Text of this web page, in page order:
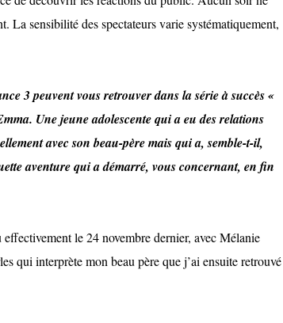
La sensibilité des spectateurs varie systématiquement,
3 peuvent vous retrouver dans la série à succès «
Une jeune adolescente qui a eu des relations
avec son beau-père mais qui a, semble-t-il,
aventure qui a démarré, vous concernant, en fin
le 24 novembre dernier, avec Mélanie
qui interprète mon beau père que j’ai ensuite retrouvé